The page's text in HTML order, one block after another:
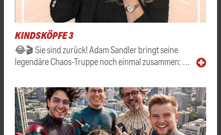
KINDSKÖPFE 3
😂🎬 Sie sind zurück! Adam Sandler bringt seine
legendäre Chaos-Truppe noch einmal zusammen: …